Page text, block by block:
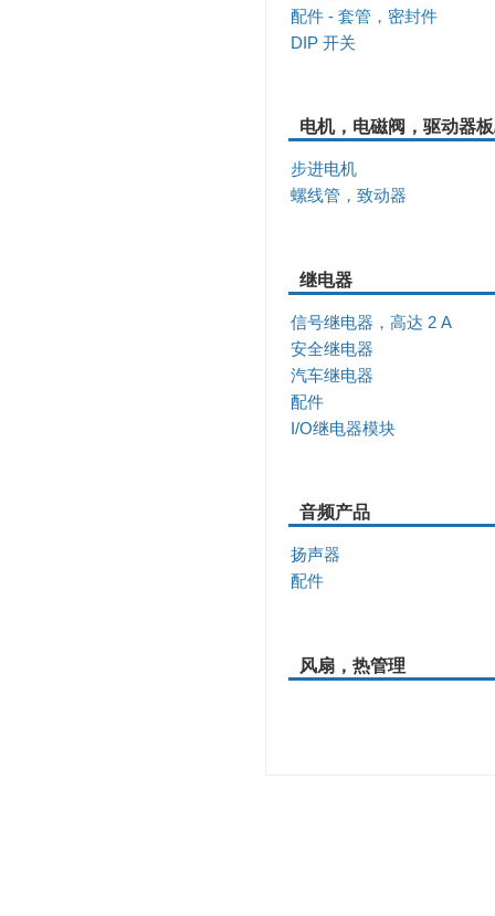
配件 - 套管，密封件
DIP 开关
电机，电磁阀，驱动器
步进电机
螺线管，致动器
继电器
信号继电器，高达 2 A
安全继电器
汽车继电器
配件
I/O继电器模块
音频产品
扬声器
配件
风扇，热管理